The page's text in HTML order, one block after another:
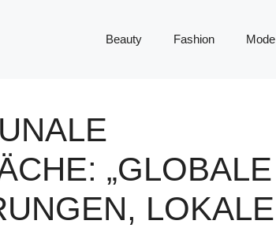
Beauty Fashion Mode
„GLOBALE
LOKALE